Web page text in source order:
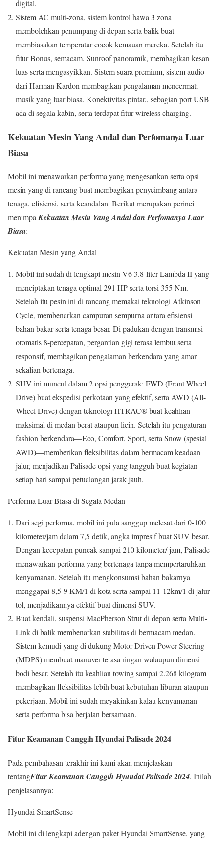
digital.
Sistem AC multi-zona, sistem kontrol hawa 3 zona
membolehkan penumpang di depan serta balik buat
membiasakan temperatur cocok kemauan mereka. Setelah itu
fitur Bonus, semacam. Sunroof panoramik, membagikan kesan
luas serta mengasyikkan. Sistem suara premium, sistem audio
dari Harman Kardon membagikan pengalaman mencermati
musik yang luar biasa. Konektivitas pintar,, sebagian port USB
ada di segala kabin, serta terdapat fitur wireless charging.
Kekuatan Mesin Yang Andal dan Perfomanya Luar
Biasa
Mobil ini menawarkan performa yang mengesankan serta opsi
mesin yang di rancang buat membagikan penyeimbang antara
tenaga, efisiensi, serta keandalan. Berikut merupakan perinci
menimpaKekuatan Mesin Yang Andal dan Perfomanya Luar
Biasa:
Kekuatan Mesin yang Andal
Mobil ini sudah di lengkapi mesin V6 3.8-liter Lambda II yang
menciptakan tenaga optimal 291 HP serta torsi 355 Nm.
Setelah itu pesin ini di rancang memakai teknologi Atkinson
Cycle, membenarkan campuran sempurna antara efisiensi
bahan bakar serta tenaga besar. Di padukan dengan transmisi
otomatis 8-percepatan, pergantian gigi terasa lembut serta
responsif, membagikan pengalaman berkendara yang aman
sekalian bertenaga.
SUV ini muncul dalam 2 opsi penggerak: FWD (Front-Wheel
Drive) buat ekspedisi perkotaan yang efektif, serta AWD (All-
Wheel Drive) dengan teknologi HTRAC® buat keahlian
maksimal di medan berat ataupun licin. Setelah itu pengaturan
fashion berkendara—Eco, Comfort, Sport, serta Snow (spesial
AWD)—memberikan fleksibilitas dalam bermacam keadaan
jalur, menjadikan Palisade opsi yang tangguh buat kegiatan
setiap hari sampai petualangan jarak jauh.
Performa Luar Biasa di Segala Medan
Dari segi performa, mobil ini pula sanggup melesat dari 0-100
kilometer/jam dalam 7,5 detik, angka impresif buat SUV besar.
Dengan kecepatan puncak sampai 210 kilometer/ jam, Palisade
menawarkan performa yang bertenaga tanpa mempertaruhkan
kenyamanan. Setelah itu mengkonsumsi bahan bakarnya
menggapai 8,5-9 KM/1 di kota serta sampai 11-12km/1 di jalur
tol, menjadikannya efektif buat dimensi SUV.
Buat kendali, suspensi MacPherson Strut di depan serta Multi-
Link di balik membenarkan stabilitas di bermacam medan.
Sistem kemudi yang di dukung Motor-Driven Power Steering
(MDPS) membuat manuver terasa ringan walaupun dimensi
bodi besar. Setelah itu keahlian towing sampai 2.268 kilogram
membagikan fleksibilitas lebih buat kebutuhan liburan ataupun
pekerjaan. Mobil ini sudah meyakinkan kalau kenyamanan
serta performa bisa berjalan bersamaan.
Fitur Keamanan Canggih Hyundai Palisade 2024
Pada pembahasan terakhir ini kami akan menjelaskan
tentangFitur Keamanan Canggih Hyundai Palisade 2024. Inilah
penjelasannya:
Hyundai SmartSense
Mobil ini di lengkapi adengan paket Hyundai SmartSense, yang